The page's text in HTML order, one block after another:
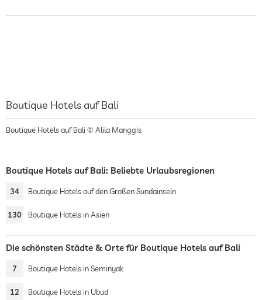
Boutique Hotels auf Bali
Boutique Hotels auf Bali © Alila Manggis
Boutique Hotels auf Bali: Beliebte Urlaubsregionen
34 Boutique Hotels auf den Großen Sundainseln
130 Boutique Hotels in Asien
Die schönsten Städte & Orte für Boutique Hotels auf Bali
7 Boutique Hotels in Seminyak
12 Boutique Hotels in Ubud